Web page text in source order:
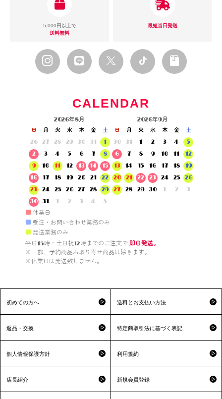
5,000円以上で
送料無料
最短当日発送
CALENDAR
2026年8月
日 月 火 水 木 金
土
26
27 28 29 30 31
1
2
3 4 5 6 7
8
9
10 11 12 13 14
15
16
17 18 19 20 21
22
23
24 25 26 27 28
29
30
31 1 2 3 4 5
2026年9月
日 月 火 水 木 金
土
30
31 1 2 3 4
5
6
7 8 9 10 11
12
13
14 15 16 17 18
19
20
21 22 23 24 25
26
27
28 29 30 1 2 3
■ 休業日
■ 受注・お問い合わせ業務のみ
■ 発送業務のみ
平日15時・土日祝12時までのご注文で 即日発送。
※一部、予約商品お取り寄せ商品は除きます。
※休業日は発送致しません。
初めての方へ 送料とお支払い方法
返品・交換 特定商取引法に基づく表記
個人情報保護方針 利用規約
店長紹介 新規会員登録